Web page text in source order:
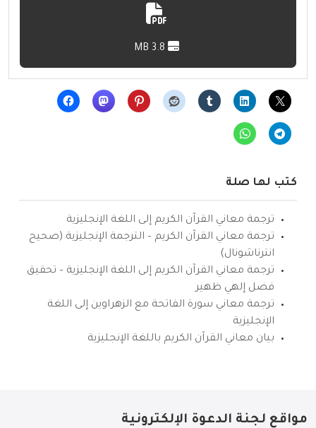
كتب لها صلة
ترجمة معاني القرآن الكريم إلى اللغة الإنجليزية
ترجمة معاني القرآن الكريم – الترجمة الإنجليزية (صحيح
انترناشونال)
ترجمة معاني القرآن الكريم إلى اللغة الإنجليزية – تحقيق
فضل إلهي ظهير
ترجمة معاني سورة الفاتحة مع الزهراوين إلى اللغة
الإنجليزية
بيان معاني القرآن الكريم باللغة الإنجليزية
مواقع لجنة الدعوة الإلكترونية